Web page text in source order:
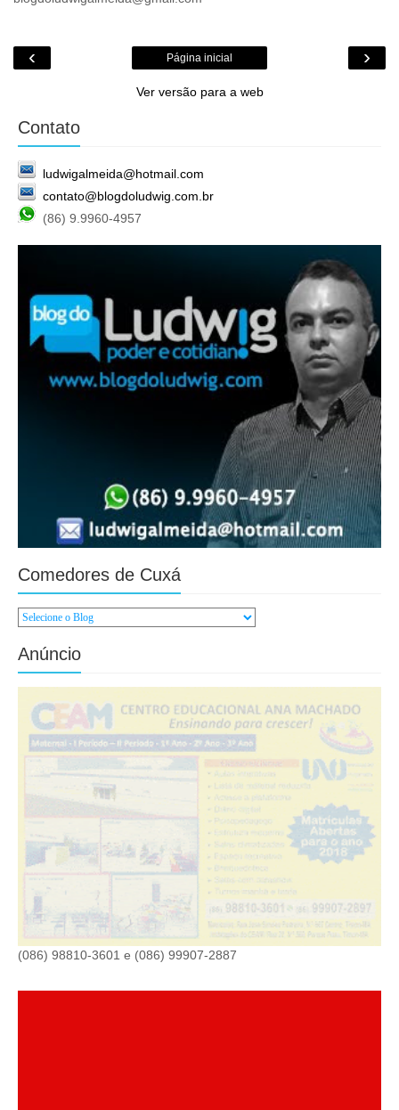
‹ ›
Página inicial
Ver versão para a web
Contato
ludwigalmeida@hotmail.com
contato@blogdoludwig.com.br
(86) 9.9960-4957
Comedores de Cuxá
Anúncio
(086) 98810-3601 e (086) 99907-2887